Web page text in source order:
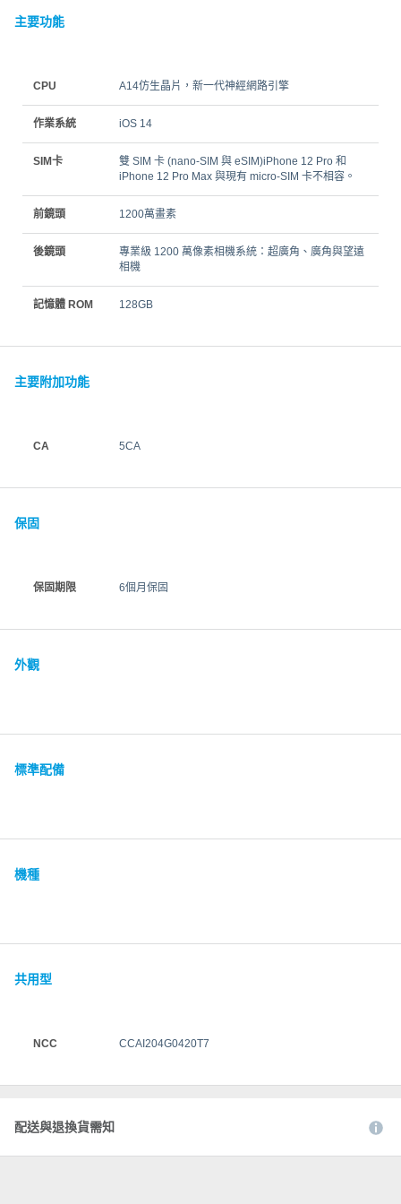
主要功能
CPU A14仿生晶片，新一代神經網路引擎
作業系統 iOS 14
SIM卡
雙 SIM 卡 (nano‑SIM 與 eSIM)iPhone 12 Pro 和
iPhone 12 Pro Max 與現有 micro-SIM 卡不相容。
前鏡頭 1200萬畫素
後鏡頭
專業級 1200 萬像素相機系統：超廣角、廣角與望遠
相機
記憶體 ROM 128GB
主要附加功能
CA 5CA
保固
保固期限 6個月保固
外觀
標準配備
機種
共用型
NCC CCAI204G0420T7
配送與退換貨需知